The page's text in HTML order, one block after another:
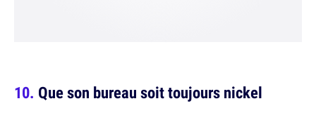
Que son bureau soit toujours nickel